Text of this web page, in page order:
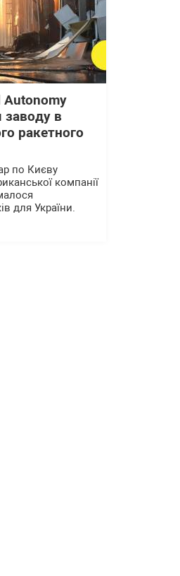
Autonomy
заводу в
ракетного
по Києву
компанії
для України.